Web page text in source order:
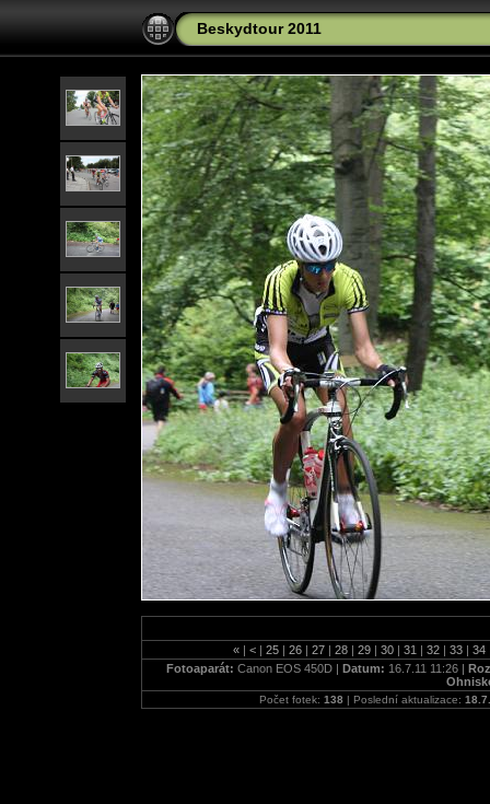
Beskydtour 2011
« | < | 25 | 26 | 27 | 28 | 29 | 30 | 31 | 32 | 33 | 34
Fotoaparát: Canon EOS 450D | Datum: 16.7.11 11:26 |
Počet fotek: 138 | Poslední aktualizace: